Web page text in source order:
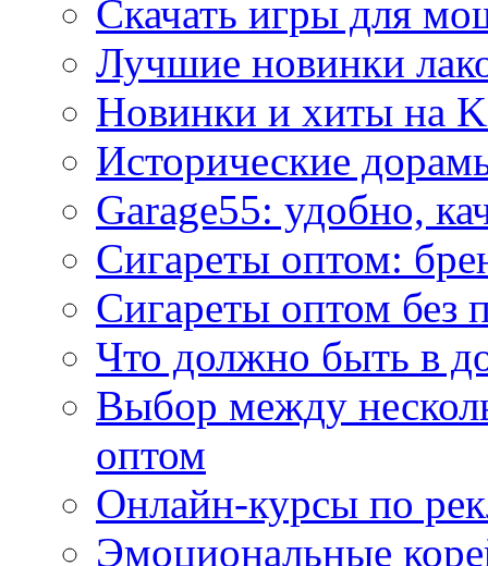
Скачать игры для
Лучшие новинки
Новинки и хиты на
Исторические
Garage55: удобно,
Сигареты оптом:
Сигареты оптом без
Что должно быть в
Выбор между
оптом
Онлайн-курсы по
Эмоциональные